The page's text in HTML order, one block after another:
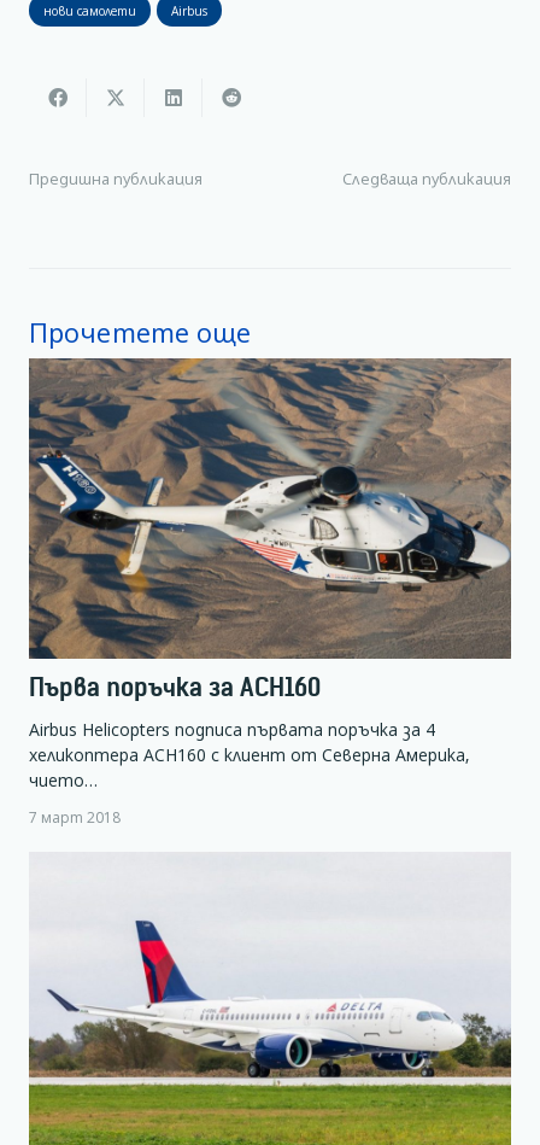
нови самолети Airbus
Предишна публикация Следваща публикация
Прочетете още
Първа поръчка за ACH160
Airbus Helicopters подписа първата поръчка за 4
хеликоптера ACH160 с клиент от Северна Америка,
чието…
7 март 2018